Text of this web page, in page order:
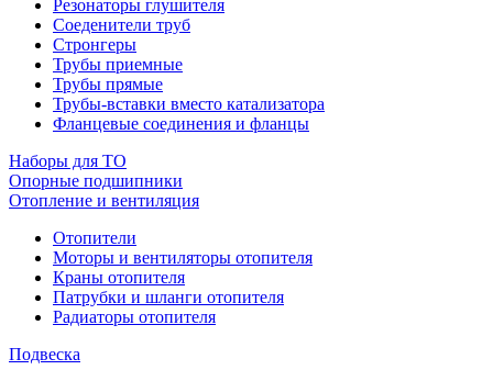
Резонаторы глушителя
Соеденители труб
Стронгеры
Трубы приемные
Трубы прямые
Трубы-вставки вместо катализатора
Фланцевые соединения и фланцы
Наборы для ТО
Опорные подшипники
Отопление и вентиляция
Отопители
Моторы и вентиляторы отопителя
Краны отопителя
Патрубки и шланги отопителя
Радиаторы отопителя
Подвеска